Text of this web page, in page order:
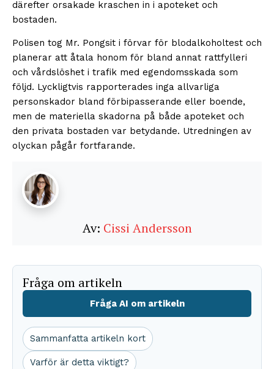
därefter orsakade kraschen in i apoteket och
bostaden.
Polisen tog Mr. Pongsit i förvar för blodalkoholtest och
planerar att åtala honom för bland annat rattfylleri
och vårdslöshet i trafik med egendomsskada som
följd. Lyckligtvis rapporterades inga allvarliga
personskador bland förbipasserande eller boende,
men de materiella skadorna på både apoteket och
den privata bostaden var betydande. Utredningen av
olyckan pågår fortfarande.
Av: Cissi Andersson
Fråga om artikeln
Fråga AI om artikeln
Sammanfatta artikeln kort
Varför är detta viktigt?